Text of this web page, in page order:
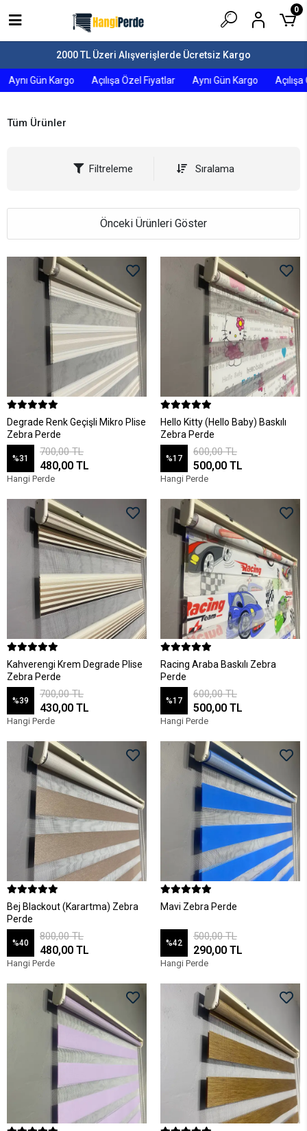
2000 TL Üzeri Alışverişlerde Ücretsiz Kargo
Gün Kargo Açılışa Özel Fiyatlar Aynı Gün Kargo Açılışa
0
Tüm Ürünler
Filtreleme Sıralama
Önceki Ürünleri Göster
Degrade Renk Geçişli Mikro Plise
Zebra Perde
%31
700,00 TL
480,00 TL
Hangi Perde
Hello Kitty (Hello Baby) Baskılı
Zebra Perde
%17
600,00 TL
500,00 TL
Hangi Perde
Kahverengi Krem Degrade Plise
Zebra Perde
%39
700,00 TL
430,00 TL
Hangi Perde
Racing Araba Baskılı Zebra
Perde
%17
600,00 TL
500,00 TL
Hangi Perde
Bej Blackout (Karartma) Zebra
Perde
%40
800,00 TL
480,00 TL
Hangi Perde
Mavi Zebra Perde
%42
500,00 TL
290,00 TL
Hangi Perde